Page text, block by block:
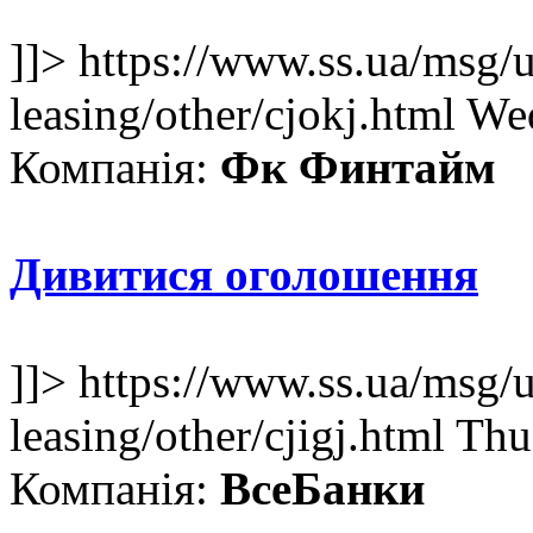
]]> https://www.ss.ua/
leasing/other/cjokj.html
Компанія: Фк Финтайм
Дивитися оголошення
]]> https://www.ss.ua/
leasing/other/cjigj.html
Компанія: ВсеБанки